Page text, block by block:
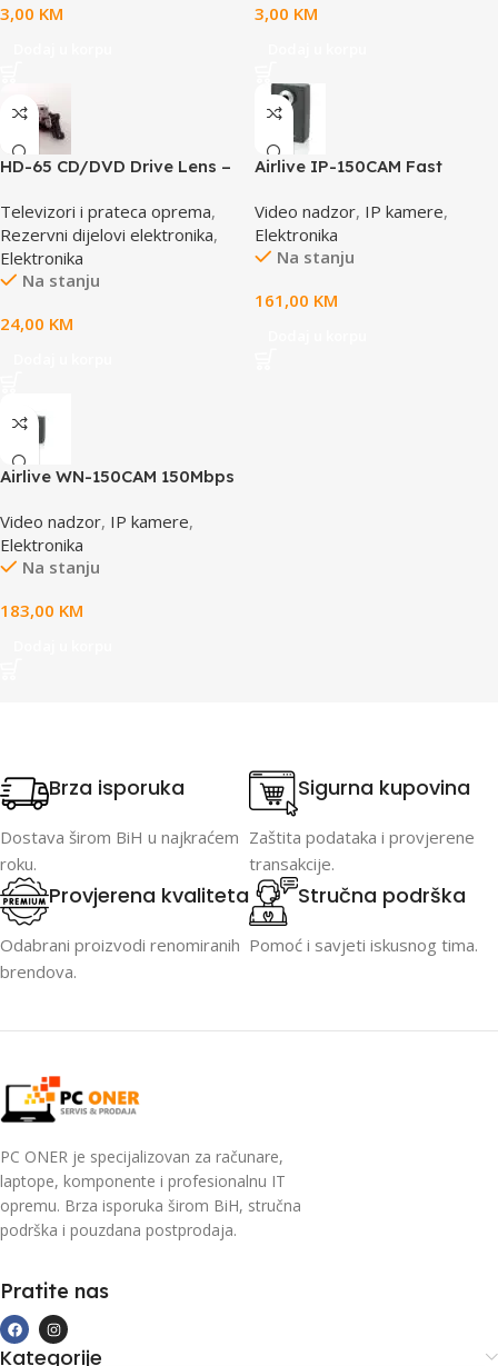
3,00 KM
3,00 KM
HD-65 CD/DVD Drive Lens –
Televizori i prateca oprema,
Rezervni dijelovi elektronika,
Elektronika
Na stanju
24,00 KM
Airlive IP-150CAM Fast
camera
Video nadzor, IP kamere,
Elektronika
Na stanju
161,00 KM
Airlive WN-150CAM 150Mbps
Video nadzor, IP kamere,
Elektronika
Na stanju
183,00 KM
Brza isporuka
Dostava širom BiH u najkraćem
roku.
Sigurna kupovina
Zaštita podataka i provjerene
transakcije.
Provjerena kvaliteta
Odabrani proizvodi renomiranih
brendova.
Stručna podrška
Pomoć i savjeti iskusnog tima.
PC ONER je specijalizovan za računare,
laptope, komponente i profesionalnu IT
opremu. Brza isporuka širom BiH, stručna
podrška i pouzdana postprodaja.
Pratite nas
Kategorije